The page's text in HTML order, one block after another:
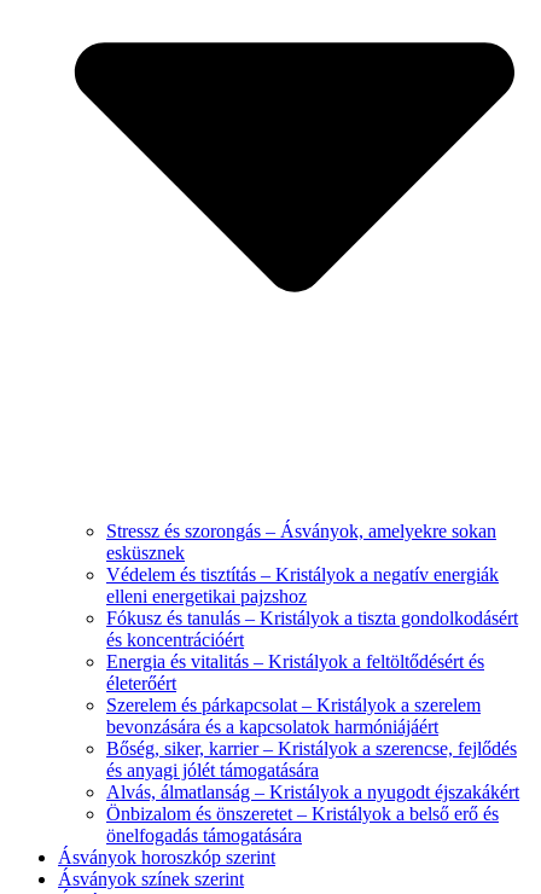
Stressz és szorongás – Ásványok, amelyekre sokan
esküsznek
Védelem és tisztítás – Kristályok a negatív energiák
elleni energetikai pajzshoz
Fókusz és tanulás – Kristályok a tiszta gondolkodásért
és koncentrációért
Energia és vitalitás – Kristályok a feltöltődésért és
életerőért
Szerelem és párkapcsolat – Kristályok a szerelem
bevonzására és a kapcsolatok harmóniájáért
Bőség, siker, karrier – Kristályok a szerencse, fejlődés
és anyagi jólét támogatására
Alvás, álmatlanság – Kristályok a nyugodt éjszakákért
Önbizalom és önszeretet – Kristályok a belső erő és
önelfogadás támogatására
Ásványok horoszkóp szerint
Ásványok színek szerint